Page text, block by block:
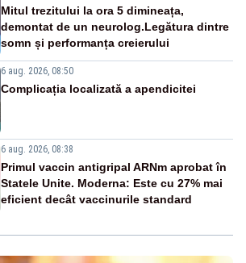
Mitul trezitului la ora 5 dimineața,
demontat de un neurolog.Legătura dintre
somn și performanța creierului
6 aug. 2026, 08:50
Complicația localizată a apendicitei
6 aug. 2026, 08:38
Primul vaccin antigripal ARNm aprobat în
Statele Unite. Moderna: Este cu 27% mai
eficient decât vaccinurile standard